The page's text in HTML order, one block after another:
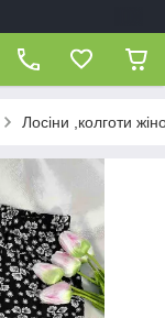
Лосіни ,колготи